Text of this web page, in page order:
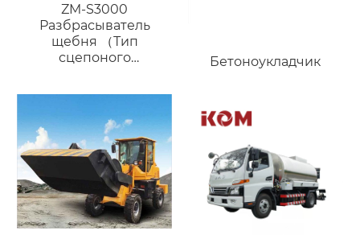
ZM-S3000
Разбрасыватель
щебня （Тип
сцепоного
Бетоноукладчик